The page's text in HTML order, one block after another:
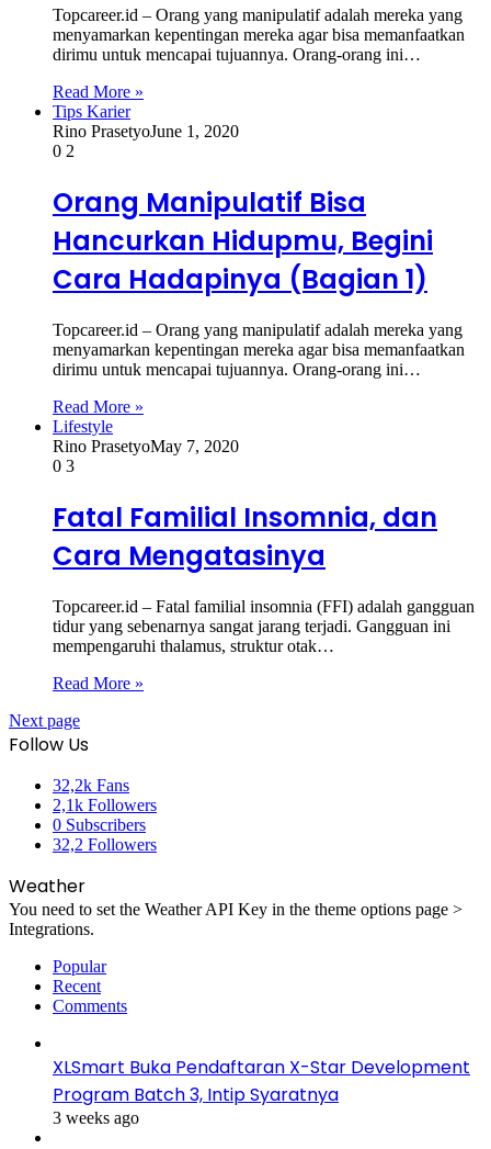
Topcareer.id – Orang yang manipulatif adalah mereka yang
menyamarkan kepentingan mereka agar bisa memanfaatkan
dirimu untuk mencapai tujuannya. Orang-orang ini…
Read More »
Tips Karier
Rino PrasetyoJune 1, 2020
0 2
Orang Manipulatif Bisa
Hancurkan Hidupmu, Begini
Cara Hadapinya (Bagian 1)
Topcareer.id – Orang yang manipulatif adalah mereka yang
menyamarkan kepentingan mereka agar bisa memanfaatkan
dirimu untuk mencapai tujuannya. Orang-orang ini…
Read More »
Lifestyle
Rino PrasetyoMay 7, 2020
0 3
Fatal Familial Insomnia, dan
Cara Mengatasinya
Topcareer.id – Fatal familial insomnia (FFI) adalah gangguan
tidur yang sebenarnya sangat jarang terjadi. Gangguan ini
mempengaruhi thalamus, struktur otak…
Read More »
Next page
Follow Us
32,2k Fans
2,1k Followers
0 Subscribers
32,2 Followers
Weather
You need to set the Weather API Key in the theme options page >
Integrations.
Popular
Recent
Comments
XLSmart Buka Pendaftaran X-Star Development
Program Batch 3, Intip Syaratnya
3 weeks ago